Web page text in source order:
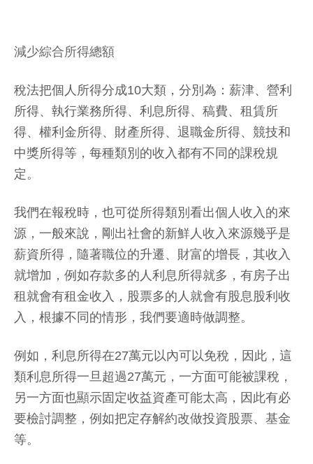
減少綜合所得總額
稅法把個人所得分成10大類，分別為：薪津、營利
所得、執行業務所得、利息所得、稿費、租賃所
得、權利金所得、財產所得、退職金所得、競技和
中獎所得等，每種類別的收入都有不同的課稅規
定。
我們在報稅時，也可從所得類別看出個人收入的來
源，一般來說，剛出社會的新鮮人收入來源幾乎是
薪資所得，隨著職位的升遷、財富的增長，其收入
就增加，例如存款多的人利息所得就多，有房子出
租就會有租金收入，股票多的人就會有股息股利收
入，根據不同的情形，我們要適時做調整。
例如，利息所得在27萬元以內可以免稅，因此，這
類利息所得一旦超過27萬元，一方面可能被課稅，
另一方面也顯示固定收益資產可能太高，因此有必
要檢討調整，例如把定存解約改做投資股票、基金
等。